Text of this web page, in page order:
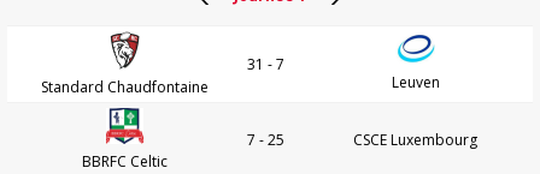
Standard Chaudfontaine
31 - 7
Leuven
BBRFC Celtic
7 - 25 CSCE Luxembourg